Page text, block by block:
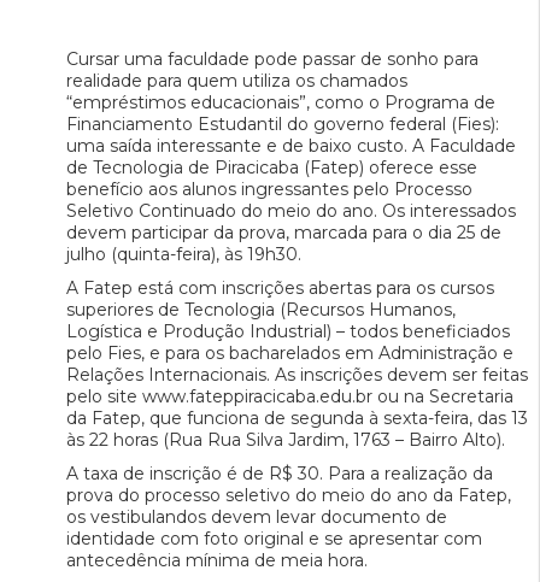
Cursar uma faculdade pode passar de sonho para
realidade para quem utiliza os chamados
“empréstimos educacionais”, como o Programa de
Financiamento Estudantil do governo federal (Fies):
uma saída interessante e de baixo custo. A Faculdade
de Tecnologia de Piracicaba (Fatep) oferece esse
benefício aos alunos ingressantes pelo Processo
Seletivo Continuado do meio do ano. Os interessados
devem participar da prova, marcada para o dia 25 de
julho (quinta-feira), às 19h30.
A Fatep está com inscrições abertas para os cursos
superiores de Tecnologia (Recursos Humanos,
Logística e Produção Industrial) – todos beneficiados
pelo Fies, e para os bacharelados em Administração e
Relações Internacionais. As inscrições devem ser feitas
pelo site www.fateppiracicaba.edu.br ou na Secretaria
da Fatep, que funciona de segunda à sexta-feira, das 13
às 22 horas (Rua Rua Silva Jardim, 1763 – Bairro Alto).
A taxa de inscrição é de R$ 30. Para a realização da
prova do processo seletivo do meio do ano da Fatep,
os vestibulandos devem levar documento de
identidade com foto original e se apresentar com
antecedência mínima de meia hora.